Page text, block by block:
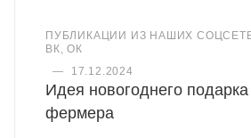
ПУБЛИКАЦИИ ИЗ НАШИХ
ВК, ОК
—
17.12.2024
Идея новогоднего
фермера